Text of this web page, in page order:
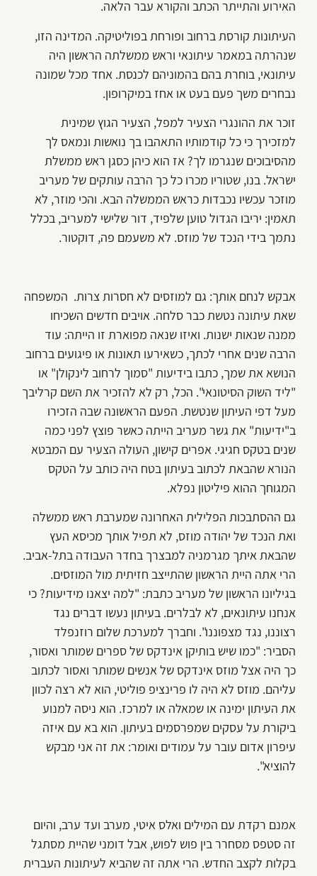
האירוע והתייתר הכתב והקורא עבר הלאה.
העיתונות קורסת ברחוב ופורחת בפוליטיקה. המדינה הזו,
שנהרתה במאמר עיתונאי וראש ממשלתה הראשון היה
עיתונאי, בוחרת בהם בהמוניהם לכנסת. אחד מכל שמונה
נבחרים משך פעם בעט או אחז במיקרופון.
זוכר את ההונגרי הצעיר למפל, הצעיר הגוץ שמינית
למזכירך כי כל קודמותיו התאהבו בך נואשות ונמאס לך
מהסיבוכים שנגרמו לך? אז הוא כיהן כסגן ראש ממשלת
ישראל. בנו, שטוריו מכרו כל כך הרבה עותקים של מעריב
מוזכר עכשיו נכבדות כראש הממשלה הבא. והכי מוזר, לא
תאמין: יריבו הגדול טוען שלפיד, דור שלישי למעריב, בכלל
נתמך בידי הנכד של מוזס. לא משעמם פה, דוקטור.
אבקש לנחם אותך: גם למוזסים לא חסרות צרות. המשפחה
שאת עיתונה נטשת כבר סלחה. אויבים חדשים השכיחו
ממנה שנאות ישנות. ואיזו שנאה מפוארת זו הייתה: עוד
הרבה שנים אחרי לכתך, כשאירעו תאונות או פיגועים ברחוב
הנושא את שמך, כתבו בידיעות "סמוך לרחוב לינקולן" או
"ליד השוק הסיטונאי". הכל, רק לא להזכיר את השם קרליבך
מעל דפי העיתון שנטשת. הפעם הראשונה שבה הזכירו
ב"ידיעות" את גשר מעריב הייתה כאשר פוצץ לפני כמה
שנים בטקס חגיגי. אפרים קישון, העולה הצעיר עם המבטא
הנורא שהבאת לכתוב בעיתון בטח היה כותב על הטקס
המגוחך ההוא פיליטון נפלא.
גם ההסתבכות הפלילית האחרונה שמערבת ראש ממשלה
ואת הנכד של יהודה מוזס, לא תפיל אותך מכיסא העץ
שהבאת איתך מגרמניה למבצרך בחדר העבודה בתל-אביב.
הרי אתה היית הראשון שהתייצב חזיתית מול המוזסים.
בגיליונו הראשון של מעריב כתבת: "למה יצאנו מידיעות? כי
אנחנו עיתונאים, לא לבלרים. בעיתון נעשו דברים נגד
רצוננו, נגד מצפוננו". וחברך למערכת שלום רוזנפלד
הסביר: "כמו שיש בותיקן אינדקס של ספרים שמותר ואסור,
כך היה אצל מוזס אינדקס של אנשים שמותר ואסור לכתוב
עליהם. מוזס לא היה לו פרינציפ פוליטי, הוא לא רצה לכוון
את העיתון ימינה או שמאלה או למרכז. הוא ניסה למנוע
ביקורת על עסקים שמפרסמים בעיתון. הוא בא עם איזה
עיפרון אדום עובר על עמודים ואומר: את זה אני מבקש
להוציא".
אמנם רקדת עם המילים ואלס איטי, מערב ועד ערב, והיום
זה סטפס מסחרר בין פוש לפוש, אבל דומני שהיית מסתגל
בקלות לקצב החדש. הרי אתה זה שהביא לעיתונות העברית